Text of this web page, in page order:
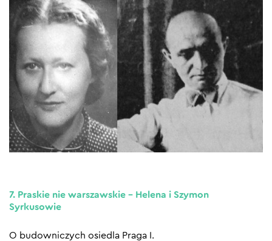
7. Praskie nie warszawskie – Helena i Szymon
Syrkusowie
O budowniczych osiedla Praga I.